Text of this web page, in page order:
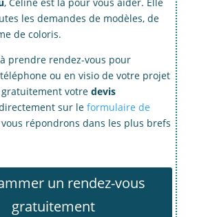
les demandes de modèles, de
de coloris.
prendre rendez-vous pour
ou en visio de votre projet
votre devis
sur le formulaire de
répondrons dans les plus brefs
un rendez-vous
gratuitement